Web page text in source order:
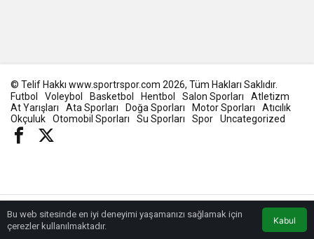
Bu web sitesinde en iyi deneyimi yaşamanızı sağlamak için
çerezler kullanılmaktadır.
Kabul
© Telif Hakkı www.sportrspor.com 2026, Tüm Hakları Saklıdır.
Futbol
Voleybol Basketbol Hentbol Salon Sporları
Atletizm
At Yarışları
Ata Sporları Doğa Sporları Motor Sporları
Atıcılık
Okçuluk
Otomobil Sporları Su Sporları Spor Uncategorized